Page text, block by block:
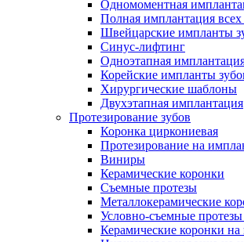
Одномоментная
Полная имплантация всех
Швейцарские импланты
Синус-лифтинг
Одноэтапная
Корейские импланты
Хирургические шаблоны
Двухэтапная имплантация
Протезирование зубов
Коронка циркониевая
Протезирование на
Виниры
Керамические коронки
Съемные протезы
Металлокерамические
Условно-съемные
Керамические коронки